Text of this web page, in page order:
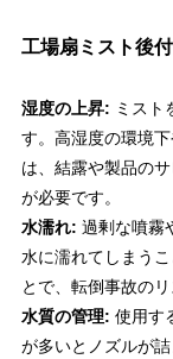
工場扇ミスト後
湿度の上昇: ミスト
す。高湿度の環境
は、結露や製品の
が必要です。
水濡れ: 過剰な噴霧
水に濡れてしまう
とで、転倒事故の
水質の管理: 使用す
が多いとノズルが